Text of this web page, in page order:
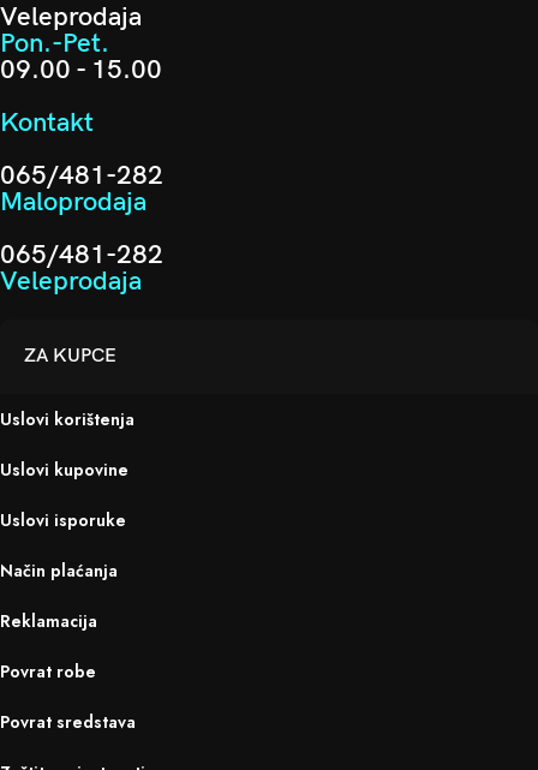
Veleprodaja
Pon.-Pet.
09.00 - 15.00
Kontakt
065/481-282
Maloprodaja
065/481-282
Veleprodaja
ZA KUPCE
Uslovi korištenja
Uslovi kupovine
Uslovi isporuke
Način plaćanja
Reklamacija
Povrat robe
Povrat sredstava